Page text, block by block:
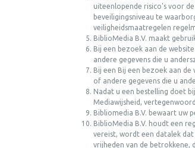
uiteenlopende risico's voor
beveiligingsniveau te
veiligheidsmaatregelen
BiblioMedia B.V. maakt
Bij een bezoek aan de
andere gegevens die u
Bij een Bij een bezoek aan
of andere gegevens die u
Nadat u een bestelling doet
Mediawijsheid,
Bibliomedia B.V. bewaart uw
BiblioMedia B.V. houdt een
vereist, wordt een datalek
vrijheden van de betrokkene,